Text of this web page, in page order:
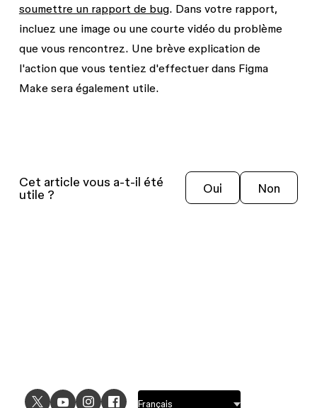
soumettre un rapport de bug. Dans votre rapport,
incluez une image ou une courte vidéo du problème
que vous rencontrez. Une brève explication de
l'action que vous tentiez d'effectuer dans Figma
Make sera également utile.
Cet article vous a-t-il été
utile ?
Oui Non